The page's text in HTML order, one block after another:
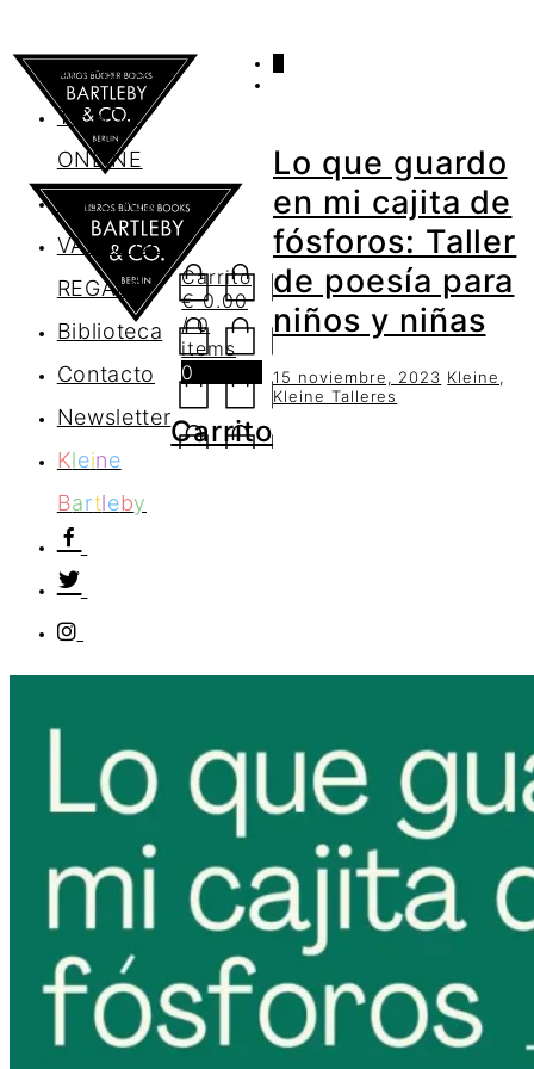
AGENDA
TIENDA
ONLINE
Nosotros
VALES DE
REGALO
Biblioteca
Contacto
Newsletter
Kleine
Bartleby
Carrito
€0.00
/ 0
items
0
Carrito
Lo que guardo
en mi cajita de
fósforos: Taller
de poesía para
niños y niñas
15 noviembre, 2023 Kleine,
Kleine Talleres